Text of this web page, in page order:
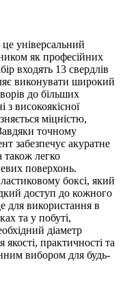
універсальний
як професійних
входять 13 свердлів
виконувати широкий
до більших
високоякісної
міцністю,
точному
забезпечує акуратне
також легко
поверхонь.
боксі, який
доступ до кожного
для використання в
та у побуті,
діаметр
практичності та
вибором для будь-